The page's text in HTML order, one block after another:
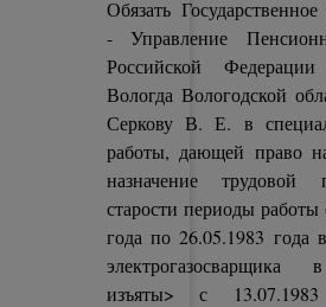
Обязать
- Управление
Российской
Вологда Вологодской
Серкову В. Е. в
работы, дающей право
назначение
старости периоды работы
года по 26.05.1983 года
изъяты> с